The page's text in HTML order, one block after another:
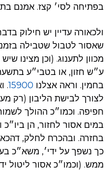
בפתיחה לסי׳ קצז. אמנם
ולכאורה עדיין יש חילוק
שאסור לטבול שטבילה
מכוון לתענוג. (וכן מצינו
ע״ש חזון, או בטבי״ע
בחמין. וראה אצלנו 15900
.
לצורך לבישת הליבון (רק
חפיפה. וכמו״כ ההולך
במים אסור לחזור, הן
בחזרה. ובהכרח לחלק,
כך נשפך על ידי׳, משא״כ
ממש. (וכמו״כ אסור ליטול